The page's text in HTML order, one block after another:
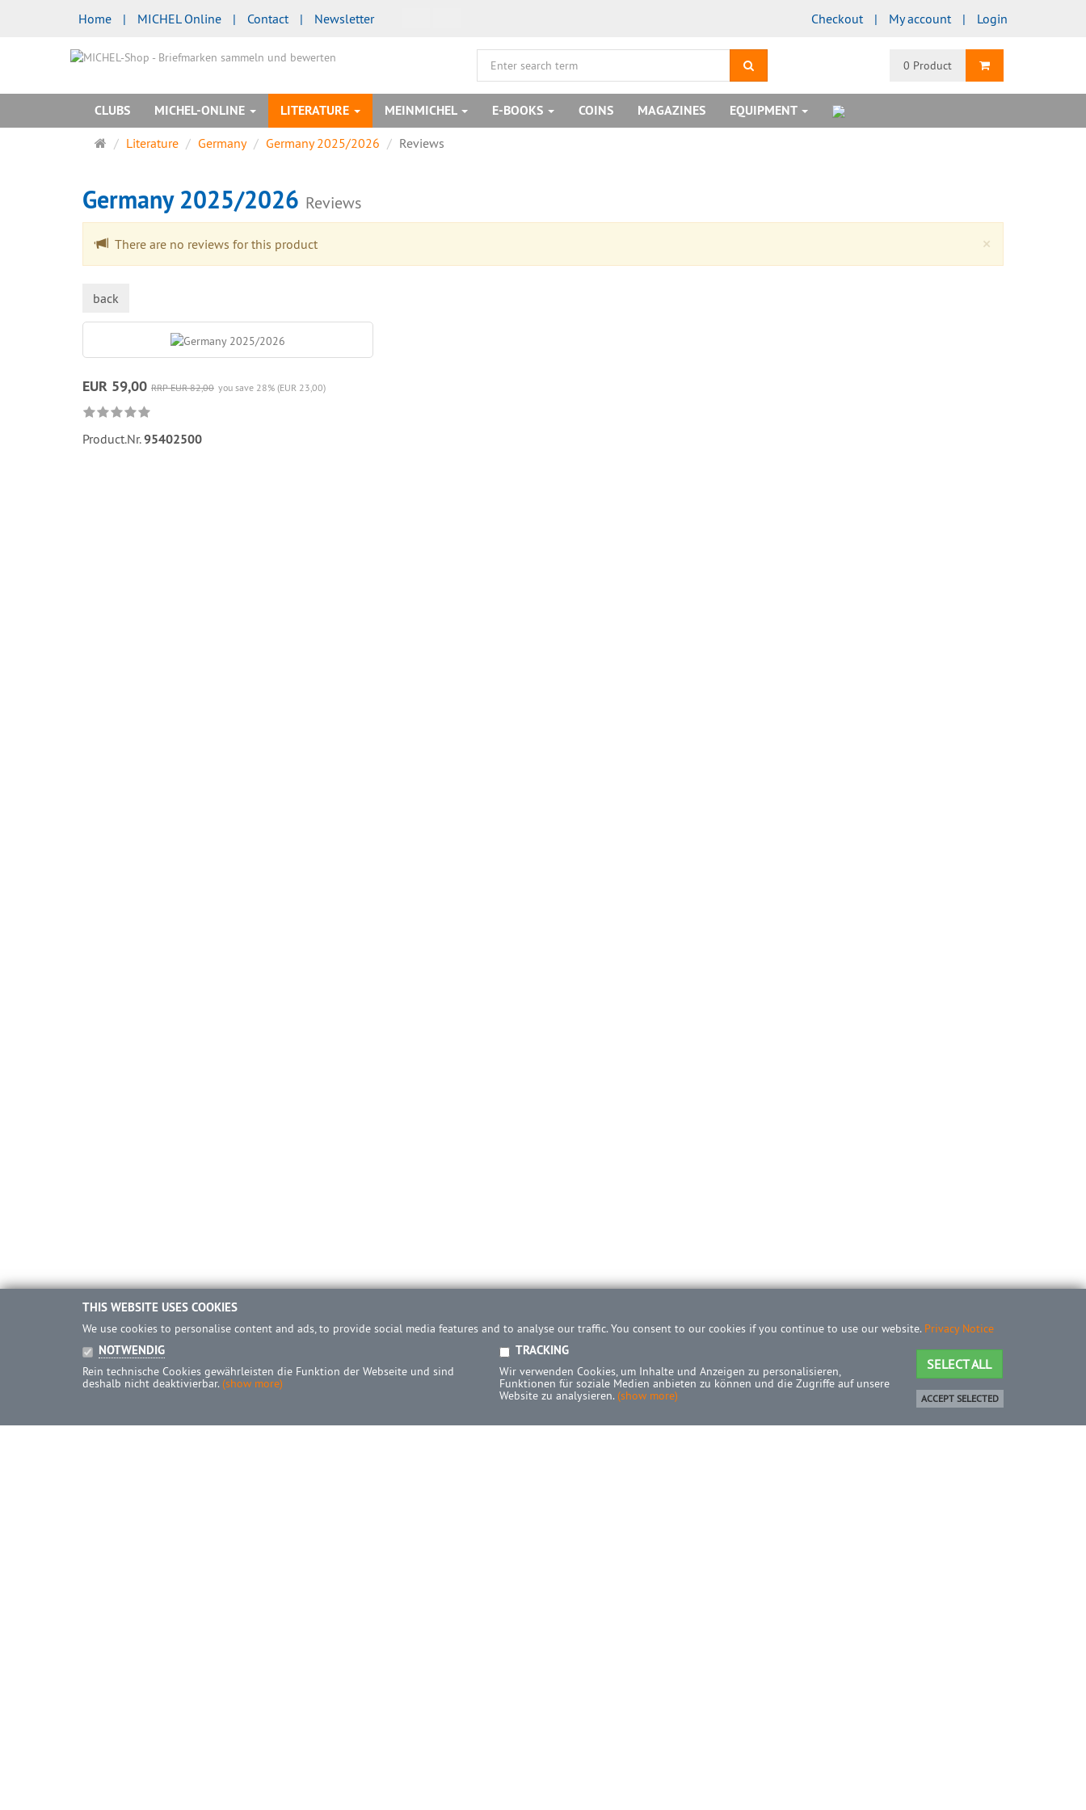
Home | MICHEL Online | Contact | Newsletter Checkout My account Login
0 Product Shopping Cart
CLUBS MICHEL-ONLINE LITERATURE MEINMICHEL E-BOOKS COINS MAGAZINES EQUIPMENT
MainLiterature Germany Germany 2025/2026 Reviews
Germany 2025/2026 Reviews
×
There are no reviews for this product
back
EUR 59,00 RRP EUR 82,00 you save 28% (EUR 23,00)
Product.Nr.95402500
THIS WEBSITE USES COOKIES
We use cookies to personalise content and ads, to provide social media features and to analyse our traffic. You consent to our cookies if you continue to use our website. Privacy Notice
NOTWENDIG
Rein technische Cookies gewährleisten die Funktion der Webseite und sind
deshalb nicht deaktivierbar. (show more)
TRACKING
Wir verwenden Cookies, um Inhalte und Anzeigen zu personalisieren,
Funktionen für soziale Medien anbieten zu können und die Zugriffe auf unsere
Website zu analysieren. (show more)
SELECT ALL
ACCEPT SELECTED